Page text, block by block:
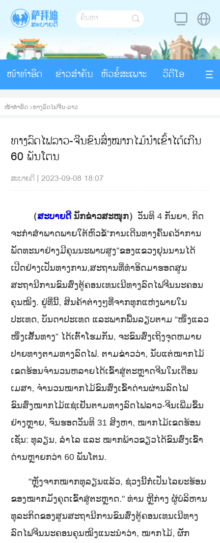
ໜ້າທຳອິດ ຂ່າວສຳຄັນ ຫົວຂໍ້ສະເພາະ ວິດີໂອ
ໜ້າທຳອິດ >ທາງລົດໄຟຈີນ-ລາວ
ທາງລົດໄຟລາວ-ຈີນຂົນສົ່ງໝາກໄມ້ນໍາເຂົ້າໄດ້ເກີນ
60 ພັນໂຕນ
ສະບາຍດີ |2023-09-08 18:07
（ສະບາຍດີນັກຂ່າວສະໜຸກ） ວັນທິ 4 ກັນຍາ, ກິດ
ຈະກໍາສໍາພາດພາຍໃຕ້ຫົວຂໍ້“ການເດີນທາງຄົ້ນຄວ້າການ
ພັດທະນາຢ່າງມີຄຸນນະພາບສູງ”ຂອງແຂວງຢຸນນານໄດ້
ເປີດຢ່າງເປັນທາງການ,ສະຖານທີ່ທຳອິດມາຮອດສູນ
ສະຖານີການຂົນສົ່ງຕູ້ຄອນເທນເນີທາງລົດໄຟຈີນນະຄອນ
ຄຸນໝິງ. ຢູ່ທີ່ນີ້, ສິນຄ້າຕ່າງໆທີ່ຈາກທຸກແຫ່ງພາຍໃນ
ປະເທດ, ບັນດາປະເທດ ແລະພາກພື້ນລຽບຕາມ “ໜຶ່ງແລວ
ໜຶ່ງເສັ້ນທາງ” ໄດ້ເຕົ້າໂຮມກັນ, ຈະຂົນສົ່ງເຖິງຈຸດຫມາຍ
ປາຍທາງຕາມທາງລົດໄຟ. ຕາມຂ່າວວ່າ, ນັບແຕ່ໝາກໄມ້
ເຂດຮ້ອນຈໍານວນຫລາຍໄດ້ເຂົ້າສູ່ຕະຫຼາດຈີນໃນເດືອນ
ເມສາ, ຈໍານວນໝາກໄມ້ຂົນສົ່ງເຂົ້າດ່ານຜ່ານລົດໄຟ
ຂົນສົ່ງໝາກໄມ້ແຊ່ເຢັນຕາມທາງລົດໄຟລາວ-ຈີນເພີ່ມຂຶ້ນ
ຢ່າງຫຼາຍ, ຈົນຮອດວັນທິ 31 ສິງຫາ, ໝາກໄມ້ເຂດຮ້ອນ
ເຊັ່ນ: ທຸລຽນ, ລຳໄລ ແລະ ໝາກພ້າວຂຽວໄດ້ຂົນສົ່ງເຂົ້າ
ດ່ານຫຼາຍກວ່າ 60 ພັນໂຕນ.
"ຫຼັງຈາກໝາກທຸລຽນແລ້ວ, ຊ່ວງນີ້ກໍ່ເປັນໄລຍະຮ້ອນ
ຂອງໝາກມັງຄຸດເຂົ້າສູ່ຕະຫຼາດ." ທ່ານ ຫຼີກ່າງ ຜູ້ບໍລິຫານ
ທຸລະກິດຂອງສູນສະຖານີການຂົນສົ່ງຕູ້ຄອນເທນເນີທາງ
ລົດໄຟຈີນນະຄອນຄຸນໝິງແນະນໍາວ່າ, ໝາກໄມ້, ຜັກ